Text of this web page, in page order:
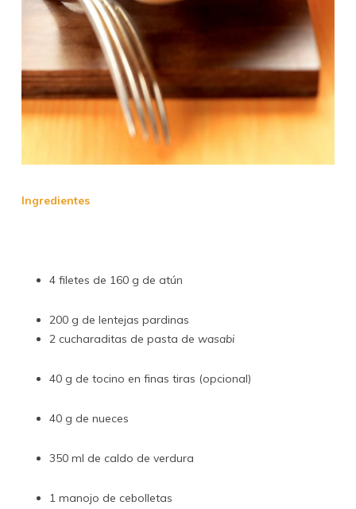
Ingredientes
4 filetes de 160 g de atún
200 g de lentejas pardinas
2 cucharaditas de pasta de wasabi
40 g de tocino en finas tiras (opcional)
40 g de nueces
350 ml de caldo de verdura
1 manojo de cebolletas